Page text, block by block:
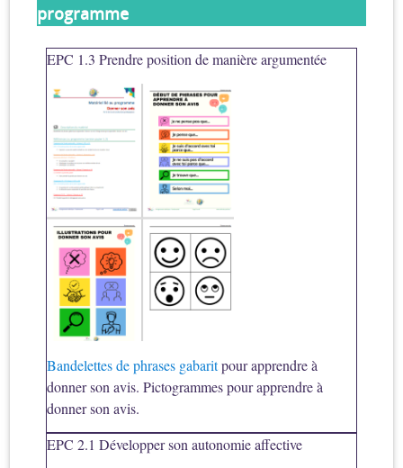
programme
EPC 1.3 Prendre position de manière argumentée
Bandelettes de phrases gabaritpour apprendre à
donner son avis. Pictogrammes pour apprendre à
donner son avis.
EPC 2.1 Développer son autonomie affective